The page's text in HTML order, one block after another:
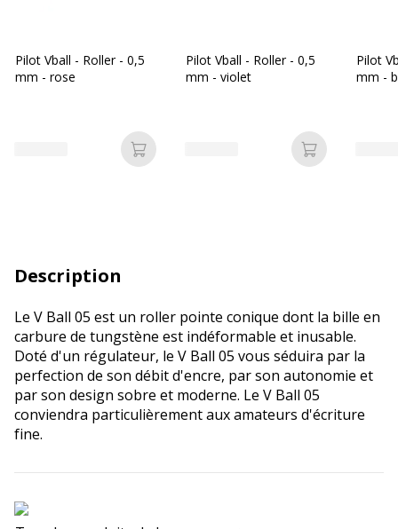
Pilot Vball - Roller - 0,5
mm - rose
Ajouter au panier
Pilot Vball - Roller - 0,5
mm - violet
Ajouter au
Pilot
mm -
Description
Le V Ball 05 est un roller pointe conique dont la bille en
carbure de tungstène est indéformable et inusable.
Doté d'un régulateur, le V Ball 05 vous séduira par la
perfection de son débit d'encre, par son autonomie et
par son design sobre et moderne. Le V Ball 05
conviendra particulièrement aux amateurs d'écriture
fine.